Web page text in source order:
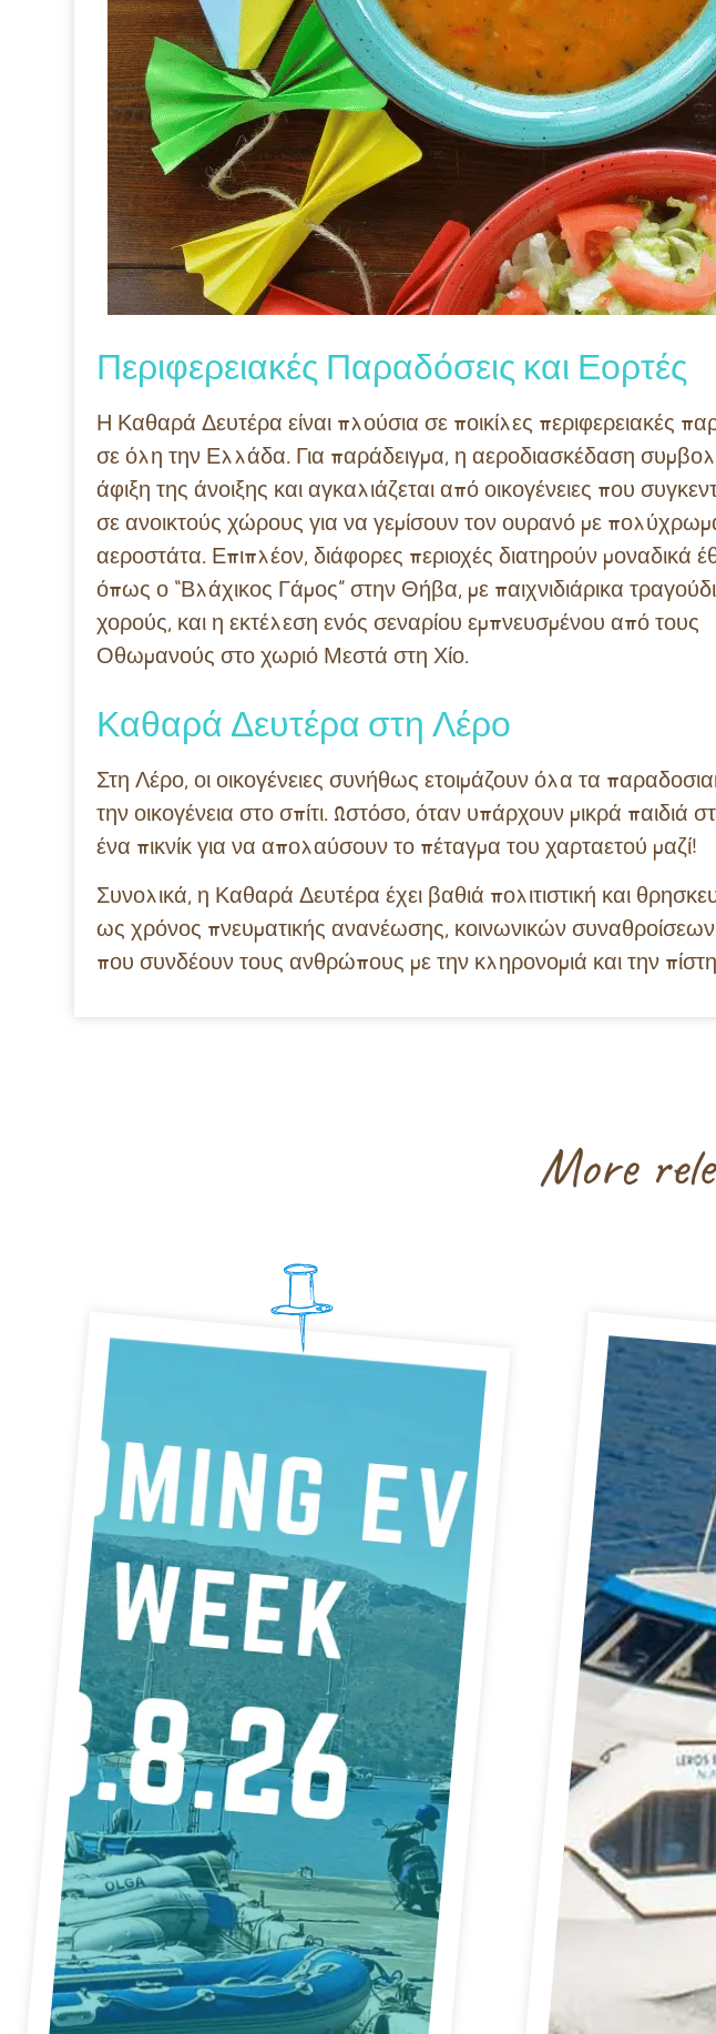
Περιφερειακές Παραδόσεις και Εορτές
Η Καθαρά Δευτέρα είναι πλούσια σε ποικίλες περιφερειακές
σε όλη την Ελλάδα. Για παράδειγμα, η αεροδιασκέδαση
άφιξη της άνοιξης και αγκαλιάζεται από οικογένειες που
σε ανοικτούς χώρους για να γεμίσουν τον ουρανό με
αεροστάτα. Επιπλέον, διάφορες περιοχές διατηρούν μοναδικά
όπως ο “Βλάχικος Γάμος” στην Θήβα, με παιχνιδιάρικα
χορούς, και η εκτέλεση ενός σεναρίου εμπνευσμένου από τους
Οθωμανούς στο χωριό Μεστά στη Χίο.
Καθαρά Δευτέρα στη Λέρο
Στη Λέρο, οι οικογένειες συνήθως ετοιμάζουν όλα τα
την οικογένεια στο σπίτι. Ωστόσο, όταν υπάρχουν μικρά παιδιά
ένα πικνίκ για να απολαύσουν το πέταγμα του χαρταετού μαζί!
Συνολικά, η Καθαρά Δευτέρα έχει βαθιά πολιτιστική και
ως χρόνος πνευματικής ανανέωσης, κοινωνικών
που συνδέουν τους ανθρώπους με την κληρονομιά και την
More